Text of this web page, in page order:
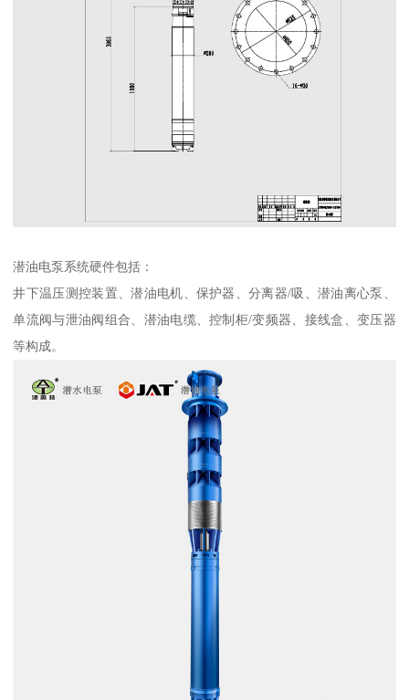
潜油电泵系统硬件包括：
井下温压测控装置、潜油电机、保护器、分离器/吸、潜油离心泵、
单流阀与泄油阀组合、潜油电缆、控制柜/变频器、接线盒、变压器
等构成。